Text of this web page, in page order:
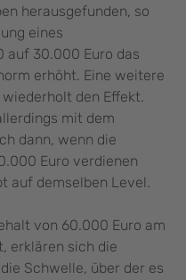
herausgefunden, so
eines
auf 30.000 Euro das
erhöht. Eine weitere
den Effekt.
mit dem
dann, wenn die
Euro verdienen
auf demselben Level.
von 60.000 Euro am
erklären sich die
Schwelle, über der es